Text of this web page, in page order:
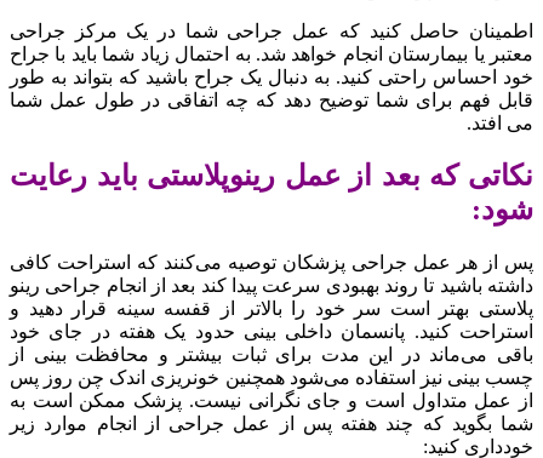
اطمینان حاصل کنید که عمل جراحی شما در یک مرکز جراحی
معتبر یا بیمارستان انجام خواهد شد. به احتمال زیاد شما باید با جراح
خود احساس راحتی کنید. به دنبال یک جراح باشید که بتواند به طور
قابل فهم برای شما توضیح دهد که چه اتفاقی در طول عمل شما
می افتد.
نکاتی که بعد از عمل رینوپلاستی باید رعایت
شود:
پس از هر عمل جراحی پزشکان توصیه می‌کنند که استراحت کافی
داشته باشید تا روند بهبودی سرعت پیدا کند بعد از انجام جراحی رینو
پلاستی بهتر است سر خود را بالاتر از قفسه سینه قرار دهید و
استراحت کنید. پانسمان داخلی بینی حدود یک هفته در جای خود
باقی می‌ماند در این مدت برای ثبات بیشتر و محافظت بینی از
چسب بینی نیز استفاده می‌شود همچنین خونریزی اندک چن روز پس
از عمل متداول است و جای نگرانی نیست. پزشک ممکن است به
شما بگوید که چند هفته پس از عمل جراحی از انجام موارد زیر
خودداری کنید: